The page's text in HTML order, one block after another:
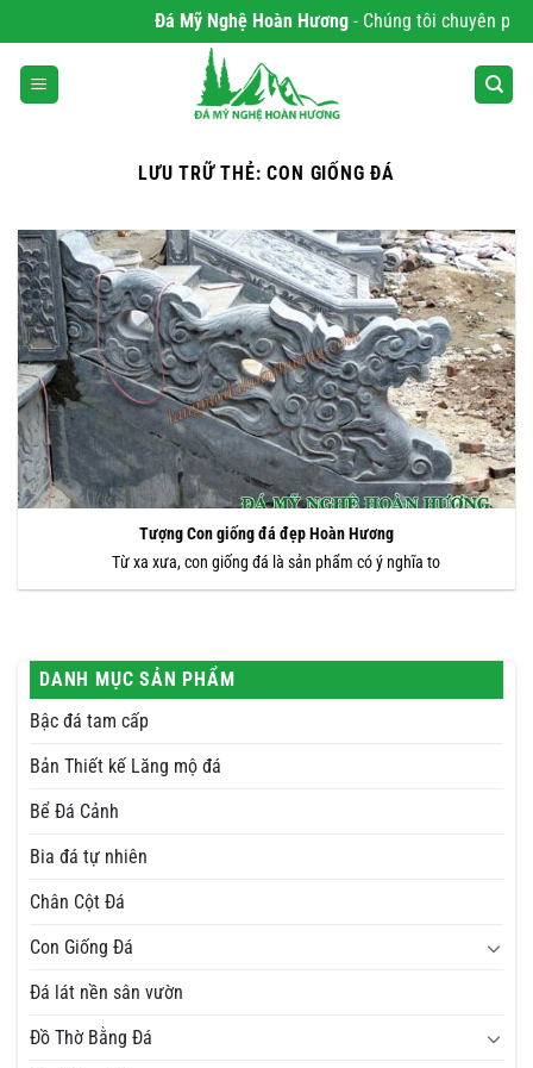
qua
nội
dung
Đá Mỹ Nghệ Hoàn Hương- Chúng tôi chuyên phân
LƯU TRỮ THẺ:CON GIỐNG ĐÁ
Tượng Con giống đá đẹp Hoàn Hương
Từ xa xưa, con giống đá là sản phẩm có ý nghĩa to
DANH MỤC SẢN PHẨM
Bậc đá tam cấp
Bản Thiết kế Lăng mộ đá
Bể Đá Cảnh
Bia đá tự nhiên
Chân Cột Đá
Con Giống Đá
Đá lát nền sân vườn
Đồ Thờ Bằng Đá